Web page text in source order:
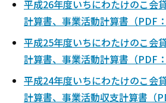
平成26年度いちにわたけのこ会
計算書、事業活動計算書（PDF
平成25年度いちにわたけのこ会
計算書、事業活動計算書（PDF
平成24年度いちにわたけのこ会
計算書、事業活動収支計算書（